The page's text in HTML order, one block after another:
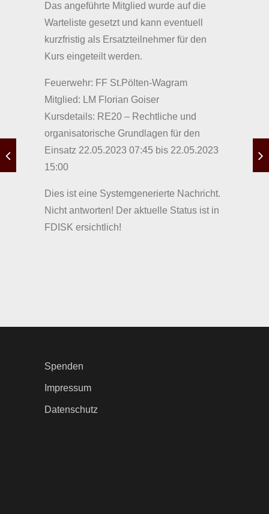
Das angeführte Mitglied wurde auf die
Warteliste gesetzt und kann eventuell
kurzfristig als Ersatzteilnehmer für den
Kurs eingeteilt werden.
Feuerwehr: FF St.Pölten-Wagram
Mitglied: LM Florian Goiser
Kursdetails: RE20 – Rechtliche und
organisatorische Grundlagen für den
Einsatz 22.05.2023 07:45 bis 22.05.2023
15:00
Dies ist eine Systemgenerierte Nachricht.
Nicht antworten! Der aktuelle Status ist in
FDISK ersichtlich!
Spenden
Impressum
Datenschutz
.